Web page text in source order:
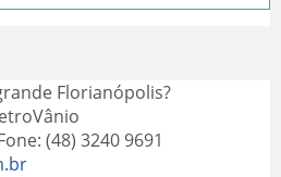
Florianópolis?
(48) 3240 9691